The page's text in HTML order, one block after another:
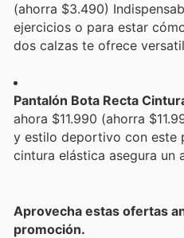
(ahorra $3.490)
ejercicios o para estar
dos calzas te ofrece
Pantalón Bota Recta
ahora $11.990 (ahorra
y estilo deportivo con este
cintura elástica asegura
Aprovecha estas ofertas
promoción.